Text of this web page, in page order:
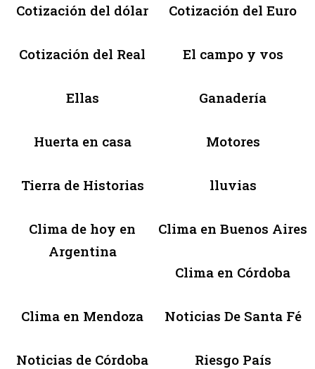
Cotización del dólar Cotización del Euro
Cotización del Real El campo y vos
Ellas Ganadería
Huerta en casa Motores
Tierra de Historias lluvias
Clima de hoy en
Argentina
Clima en Buenos Aires
Clima en Córdoba
Clima en Mendoza Noticias De Santa Fé
Noticias de Córdoba Riesgo País